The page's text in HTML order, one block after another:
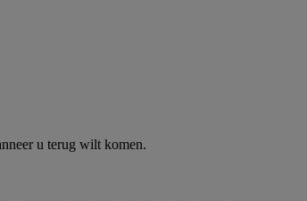
u terug wilt komen.